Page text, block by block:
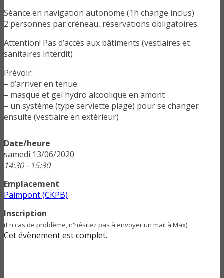
Séance en navigation autonome (1h change inclus)
2 personnes par créneau, réservations obligatoires
Attention! Pas d’accès aux bâtiments (vestiaires et
sanitaires interdit)
Prévoir:
– d’arriver en tenue
– masque et gel hydro alcoolique en amont
– un système (type serviette plage) pour se changer
ensuite (vestiaire en extérieur)
Date/heure
samedi 13/06/2020
14:30 - 15:30
Emplacement
Paimpont (CKPB)
Inscription
(En cas de problème, n'hésitez pas à envoyer un mail à Max)
Cet évènement est complet.